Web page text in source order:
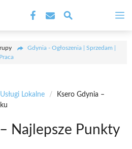
Gdynia - Ogłoszenia | Sprzedam |
Usługi Lokalne /
Ksero Gdynia –
Najlepsze Punkty